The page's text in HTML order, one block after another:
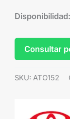
Disponibilidad:
Consultar
SKU: ATO152